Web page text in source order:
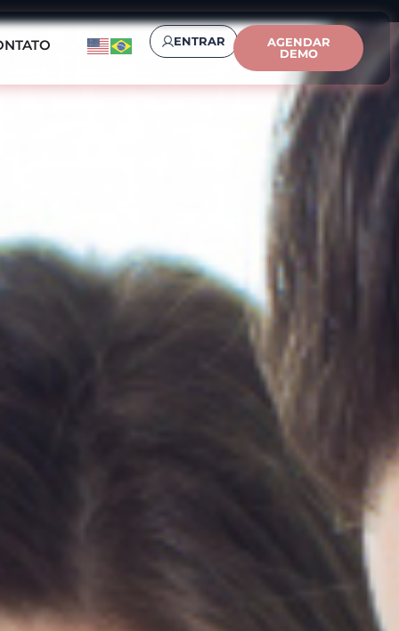
ENTRAR
AGENDAR
DEMO